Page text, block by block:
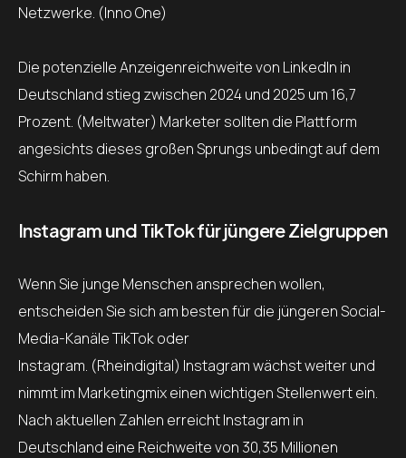
Netzwerke. (Inno One)
Die potenzielle Anzeigenreichweite von LinkedIn in
Deutschland stieg zwischen 2024 und 2025 um 16,7
Prozent. (Meltwater) Marketer sollten die Plattform
angesichts dieses großen Sprungs unbedingt auf dem
Schirm haben.
Instagram und TikTok für jüngere Zielgruppen
Wenn Sie junge Menschen ansprechen wollen,
entscheiden Sie sich am besten für die jüngeren Social-
Media-Kanäle TikTok oder
Instagram. (Rheindigital) Instagram wächst weiter und
nimmt im Marketingmix einen wichtigen Stellenwert ein.
Nach aktuellen Zahlen erreicht Instagram in
Deutschland eine Reichweite von 30,35 Millionen